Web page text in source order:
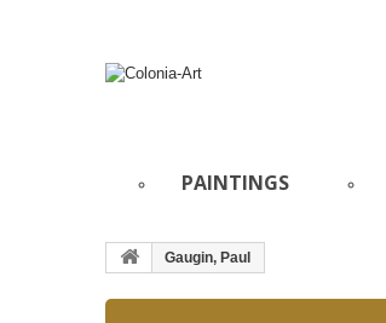
PAINTINGS
Gaugin, Paul